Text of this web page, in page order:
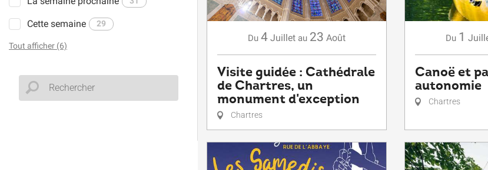
Cette semaine 29
Tout afficher (6)
Du 4 Juillet au 23 Août
Visite guidée : Cathédrale
de Chartres, un
monument d'exception
Chartres
Du 1
Canoë et
autonomie
Chartres